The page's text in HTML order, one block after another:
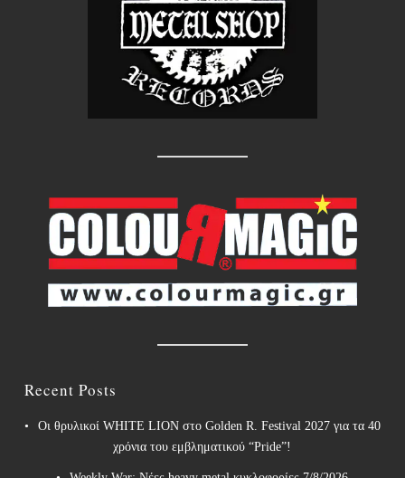
Recent Posts
Οι θρυλικοί WHITE LION στο Golden R. Festival 2027 για τα 40
χρόνια του εμβληματικού “Pride”!